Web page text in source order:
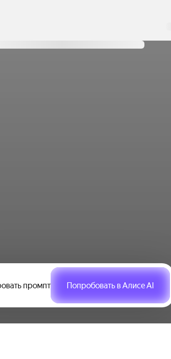
промпт Попробовать в Алисе AI